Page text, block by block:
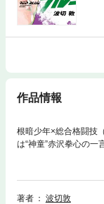
作品情報
根暗少年×総合格闘技
は“神童”赤沢拳心の
う・・・！！史上最
飛び込む！！『
幕！！
著者
波切敦